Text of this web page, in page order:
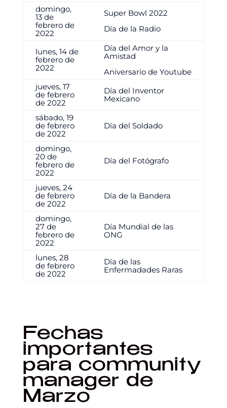
domingo,
13 de
febrero de
2022
Super Bowl 2022
Día de la Radio
lunes, 14 de
febrero de
2022
Día del Amor y la
Amistad
Aniversario de Youtube
jueves, 17
de febrero
de 2022
Día del Inventor
Mexicano
sábado, 19
de febrero
de 2022
Día del Soldado
domingo,
20 de
febrero de
2022
Día del Fotógrafo
jueves, 24
de febrero
de 2022
Día de la Bandera
domingo,
27 de
febrero de
2022
Día Mundial de las
ONG
lunes, 28
de febrero
de 2022
Día de las
Enfermadades Raras
Fechas
importantes
para community
manager de
Marzo